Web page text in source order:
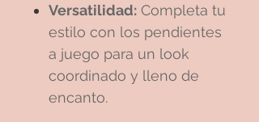
Versatilidad: Completa tu
estilo con los pendientes
a juego para un look
coordinado y lleno de
encanto.